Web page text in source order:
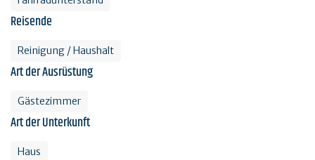
Reisende
Reinigung / Haushalt
Art der Ausrüstung
Gästezimmer
Art der Unterkunft
Haus